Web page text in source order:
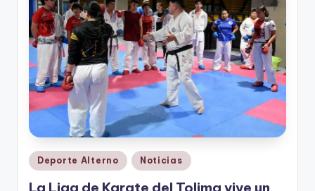
Publicado
en
Deporte Alterno Noticias
La Liga de Karate del Tolima vive un